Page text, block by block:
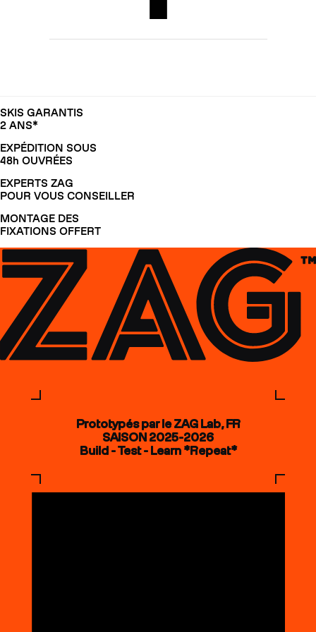
SKIS GARANTIS
2 ANS*
EXPÉDITION SOUS
48h OUVRÉES
EXPERTS ZAG
POUR VOUS CONSEILLER
MONTAGE DES
FIXATIONS OFFERT
Prototypés par le ZAG Lab, FR
SAISON 2025-2026
Build - Test - Learn *Repeat*